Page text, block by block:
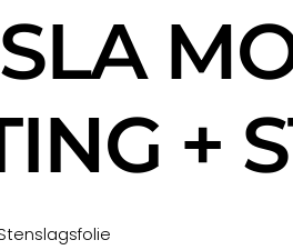
+
Stenslagsfolie